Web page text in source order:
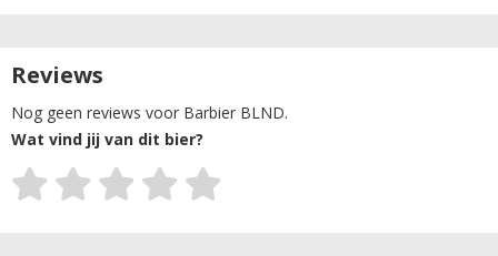
Reviews
Nog geen reviews voor Barbier BLND.
Wat vind jij van dit bier?